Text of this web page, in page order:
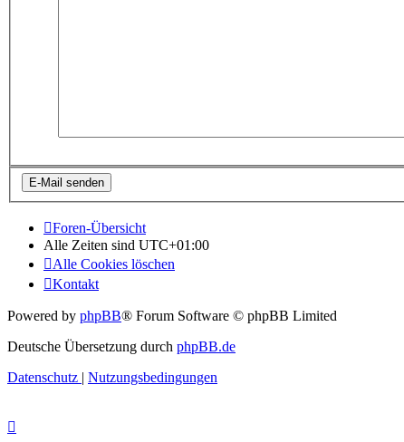
Foren-Übersicht
Alle Zeiten sind UTC+01:00
Alle Cookies löschen
Kontakt
Powered by phpBB® Forum Software © phpBB Limited
Deutsche Übersetzung durch phpBB.de
Datenschutz
Nutzungsbedingungen